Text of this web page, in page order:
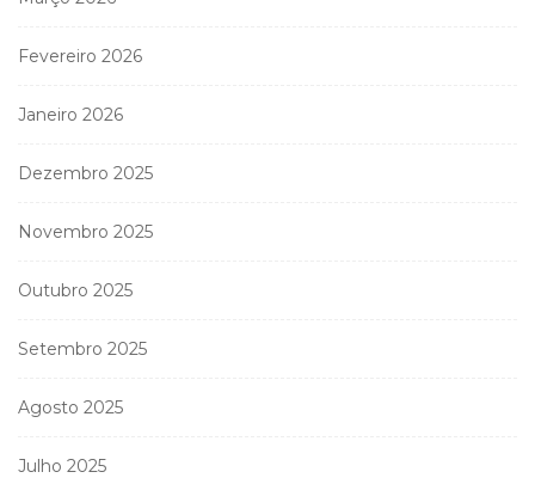
Fevereiro 2026
Janeiro 2026
Dezembro 2025
Novembro 2025
Outubro 2025
Setembro 2025
Agosto 2025
Julho 2025